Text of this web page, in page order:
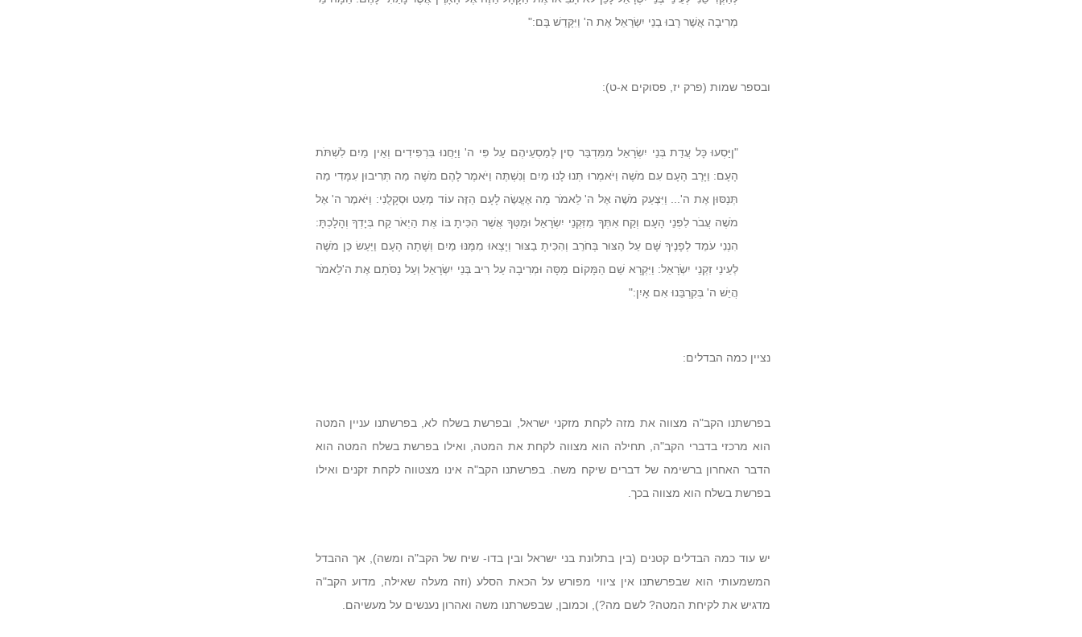
מְרִיבָה אֲשֶׁר רָבוּ בְנֵי יִשְׂרָאֵל אֶת ה' וַיִּקָּדֵשׁ בָּם:"
ובספר שמות (פרק יז, פסוקים א-ט):
"ןַיִּסְעוּ כָּל עֲדַת בְּנֵי יִשְׂרָאֵל מִמִּדְבַּר סִין לְמַסְעֵיהֶם עַל פִּי ה' וַיַּחֲנוּ בִּרְפִידִים וְאֵין מַיִם לִשְׁתֹּת
הָעָם: וַיָּרֶב הָעָם עִם מֹשֶׁה וַיֹּאמְרוּ תְּנוּ לָנוּ מַיִם וְנִשְׁתֶּה וַיֹּאמֶר לָהֶם מֹשֶׁה מַה תְּרִיבוּן עִמָּדִי מַה
תְּנַסּוּן אֶת ה'... וַיִּצְעַק מֹשֶׁה אֶל ה'לֵאמֹר מָה אֶעֱשֶׂה לָעָם הַזֶּה עוֹד מְעַט וּסְקָלֻנִי: וַיֹּאמֶר ה' אֶל
מֹשֶׁה עֲבֹר לִפְנֵי הָעָם וְקַח אִתְּךָ מִזִּקְנֵי יִשְׂרָאֵל וּמַטְּךָ אֲשֶׁר הִכִּיתָ בּוֹ אֶת הַיְאֹר קַח בְּיָדְךָ וְהָלָכְתָּ:
הִנְנִי עֹמֵד לְפָנֶיךָ שָּׁם עַל הַצּוּר בְּחֹרֵב וְהִכִּיתָ בַצּוּר וְיָצְאוּ מִמֶּנּוּ מַיִם וְשָׁתָה הָעָם וַיַּעַשׂ כֵּן מֹשֶׁה
לְעֵינֵי זִקְנֵי יִשְׂרָאֵל: וַיִּקְרָא שֵׁם הַמָּקוֹם מַסָּה וּמְרִיבָה עַל רִיב בְּנֵי יִשְׂרָאֵל וְעַל נַסֹּתָם אֶת ה'לֵאמֹר
הֲיֵשׁ ה' בְּקִרְבֵּנוּ אִם אָיִן:"
נציין כמה הבדלים:
בפרשתנו הקב"ה מצווה את מזה לקחת מזקני ישראל, ובפרשת בשלח לא, בפרשתנו עניין המטה
הוא מרכזי בדברי הקב"ה, תחילה הוא מצווה לקחת את המטה, ואילו בפרשת בשלח המטה הוא
הדבר האחרון ברשימה של דברים שיקח משה. בפרשתנו הקב"ה אינו מצטווה לקחת זקנים ואילו
בפרשת בשלח הוא מצווה בכך.
יש עוד כמה הבדלים קטנים (בין בתלונת בני ישראל ובין בדו- שיח של הקב"ה ומשה), אך ההבדל
המשמעותי הוא שבפרשתנו אין ציווי מפורש על הכאת הסלע (וזה מעלה שאילה, מדוע הקב"ה
מדגיש את לקיחת המטה? לשם מה?), וכמובן, שבפשרתנו משה ואהרון נענשים על מעשיהם.